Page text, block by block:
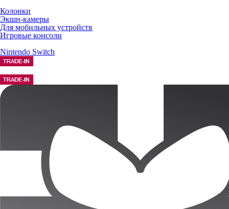
Колонки
Экшн-камеры
Для мобильных устройств
Игровые консоли
Nintendo Switch